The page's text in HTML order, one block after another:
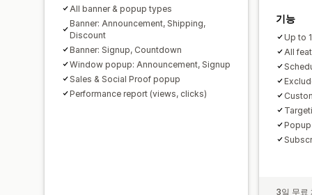
All banner & popup types
Banner: Announcement, Shipping,
Discount
Banner: Signup, Countdown
Window popup: Announcement, Signup
Sales & Social Proof popup
Performance report (views, clicks)
기능
Up to
All
3일 무료